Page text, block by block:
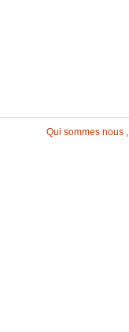
Qui sommes nous,